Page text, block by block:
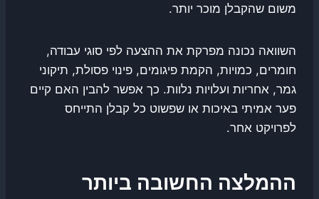
משום שהקבלן מוכר יותר.
השוואה נכונה מפרקת את ההצעה לפי סוגי עבודה,
חומרים, כמויות, הקמת פיגומים, פינוי פסולת, תיקוני
גמר, אחריות ועלויות נלוות. כך אפשר להבין האם קיים
פער אמיתי באיכות או שפשוט כל קבלן התייחס
לפרויקט אחר.
ההמלצה החשובה ביותר